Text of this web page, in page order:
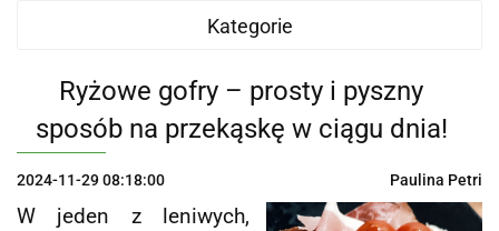
Kategorie
Ryżowe gofry – prosty i pyszny
sposób na przekąskę w ciągu dnia!
2024-11-29 08:18:00 Paulina Petri
W jeden z leniwych,